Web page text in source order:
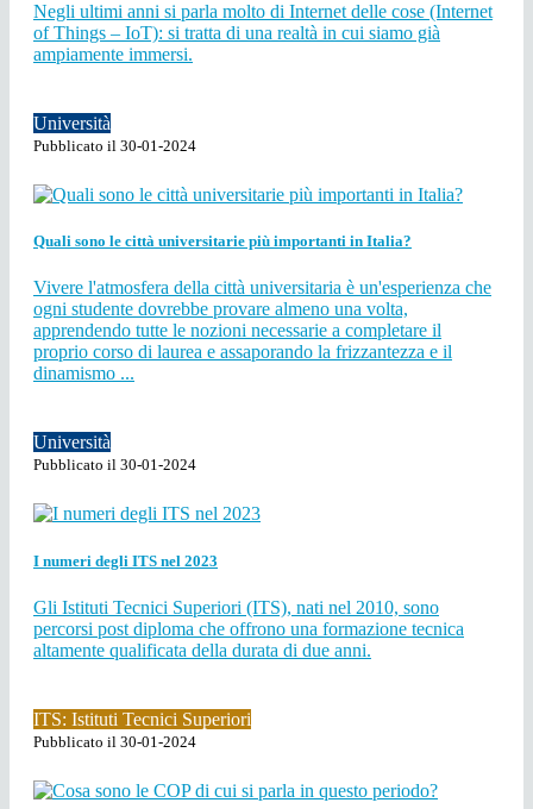
Negli ultimi anni si parla molto di Internet delle cose (Internet
of Things – IoT): si tratta di una realtà in cui siamo già
ampiamente immersi.
Università
Pubblicato il 30-01-2024
Quali sono le città universitarie più importanti in Italia?
Vivere l'atmosfera della città universitaria è un'esperienza che
ogni studente dovrebbe provare almeno una volta,
apprendendo tutte le nozioni necessarie a completare il
proprio corso di laurea e assaporando la frizzantezza e il
dinamismo ...
Università
Pubblicato il 30-01-2024
I numeri degli ITS nel 2023
Gli Istituti Tecnici Superiori (ITS), nati nel 2010, sono
percorsi post diploma che offrono una formazione tecnica
altamente qualificata della durata di due anni.
ITS: Istituti Tecnici Superiori
Pubblicato il 30-01-2024